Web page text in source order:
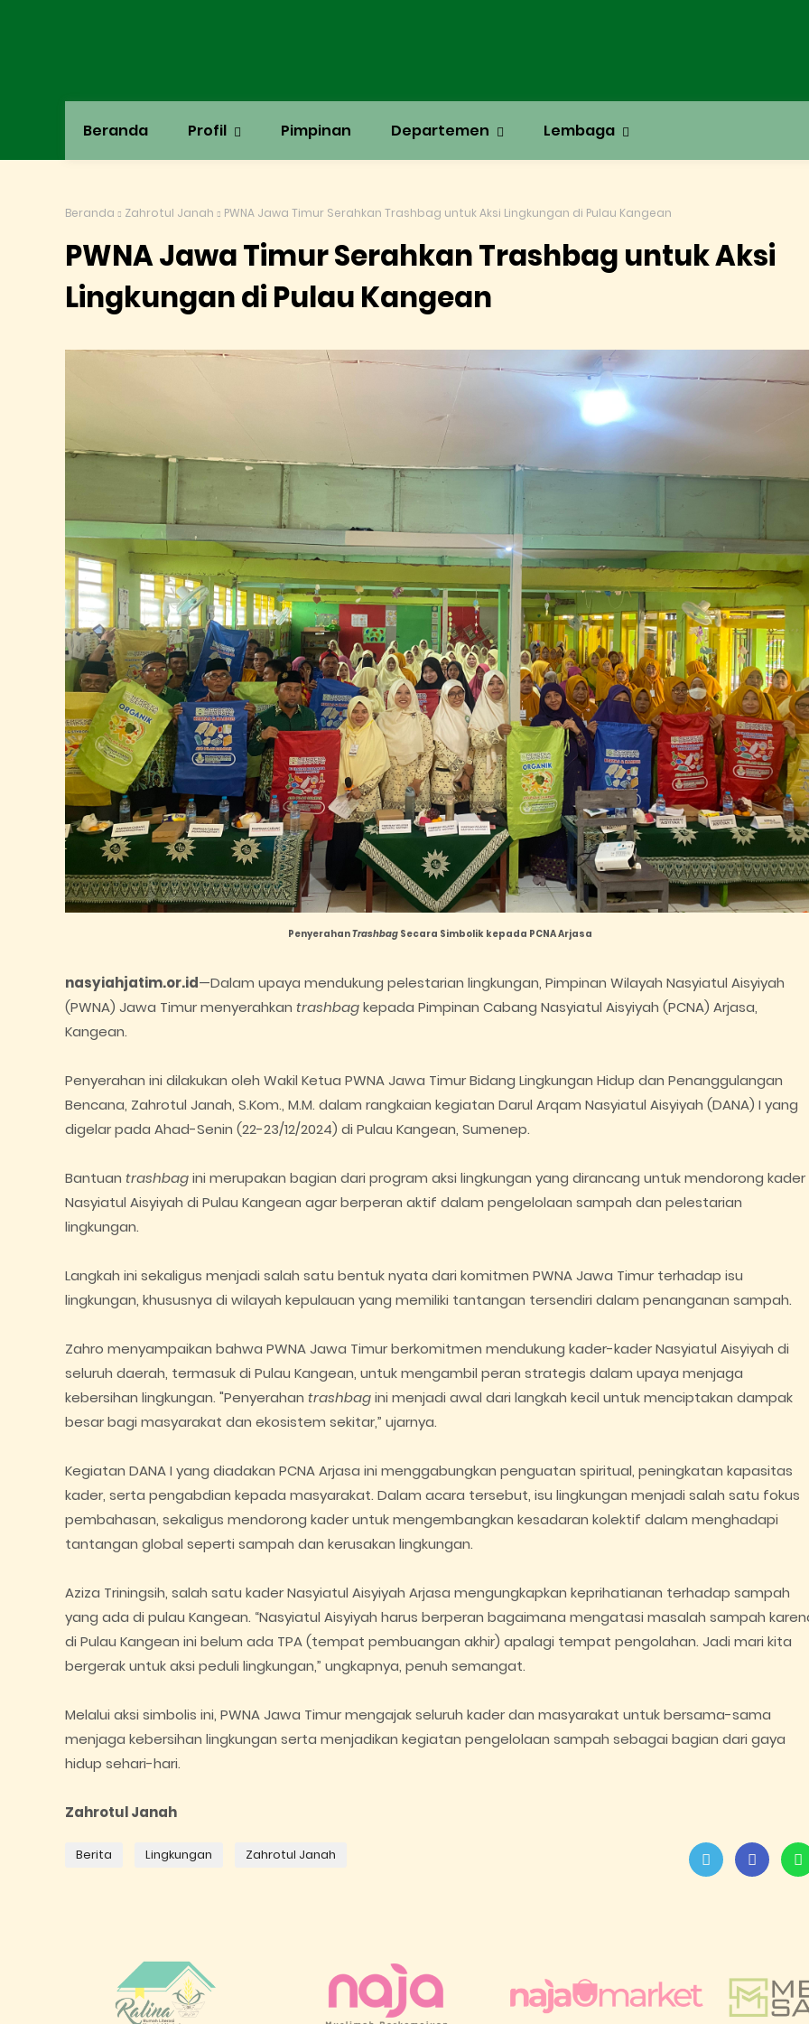
Beranda Profil Pimpinan Departemen Lembaga
Beranda Zahrotul Janah PWNA Jawa Timur Serahkan Trashbag untuk Aksi Lingkungan di Pulau Kangean
PWNA Jawa Timur Serahkan Trashbag untuk Aksi
Lingkungan di Pulau Kangean
PenyerahanTrashbag Secara Simbolik kepada PCNA Arjasa
nasyiahjatim.or.id—Dalam upaya mendukung pelestarian lingkungan, Pimpinan Wilayah Nasyiatul Aisyiyah
(PWNA) Jawa Timur menyerahkan trashbagkepada Pimpinan Cabang Nasyiatul Aisyiyah (PCNA) Arjasa,
Kangean.
Penyerahan ini dilakukan oleh Wakil Ketua PWNA Jawa Timur Bidang Lingkungan Hidup dan Penanggulangan
Bencana, Zahrotul Janah, S.Kom., M.M. dalam rangkaian kegiatan Darul Arqam Nasyiatul Aisyiyah (DANA) I yang
digelar pada Ahad-Senin (22-23/12/2024) di Pulau Kangean, Sumenep.
Bantuan trashbagini merupakan bagian dari program aksi lingkungan yang dirancang untuk mendorong kader
Nasyiatul Aisyiyah di Pulau Kangean agar berperan aktif dalam pengelolaan sampah dan pelestarian
lingkungan.
Langkah ini sekaligus menjadi salah satu bentuk nyata dari komitmen PWNA Jawa Timur terhadap isu
lingkungan, khususnya di wilayah kepulauan yang memiliki tantangan tersendiri dalam penanganan sampah.
Zahro menyampaikan bahwa PWNA Jawa Timur berkomitmen mendukung kader-kader Nasyiatul Aisyiyah di
seluruh daerah, termasuk di Pulau Kangean, untuk mengambil peran strategis dalam upaya menjaga
kebersihan lingkungan. "Penyerahan trashbagini menjadi awal dari langkah kecil untuk menciptakan dampak
besar bagi masyarakat dan ekosistem sekitar,” ujarnya.
Kegiatan DANA I yang diadakan PCNA Arjasa ini menggabungkan penguatan spiritual, peningkatan kapasitas
kader, serta pengabdian kepada masyarakat. Dalam acara tersebut, isu lingkungan menjadi salah satu fokus
pembahasan, sekaligus mendorong kader untuk mengembangkan kesadaran kolektif dalam menghadapi
tantangan global seperti sampah dan kerusakan lingkungan.
Aziza Triningsih, salah satu kader Nasyiatul Aisyiyah Arjasa mengungkapkan keprihatianan terhadap sampah
yang ada di pulau Kangean. “Nasyiatul Aisyiyah harus berperan bagaimana mengatasi masalah sampah
di Pulau Kangean ini belum ada TPA (tempat pembuangan akhir) apalagi tempat pengolahan. Jadi mari kita
bergerak untuk aksi peduli lingkungan,” ungkapnya, penuh semangat.
Melalui aksi simbolis ini, PWNA Jawa Timur mengajak seluruh kader dan masyarakat untuk bersama-sama
menjaga kebersihan lingkungan serta menjadikan kegiatan pengelolaan sampah sebagai bagian dari gaya
hidup sehari-hari.
Zahrotul Janah
Berita Lingkungan Zahrotul Janah